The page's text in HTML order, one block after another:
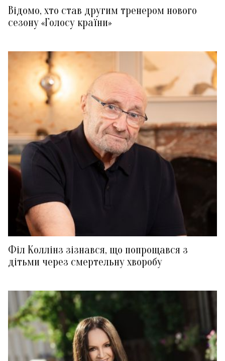
Відомо, хто став другим тренером нового
сезону «Голосу країни»
Філ Коллінз зізнався, що попрощався з
дітьми через смертельну хворобу